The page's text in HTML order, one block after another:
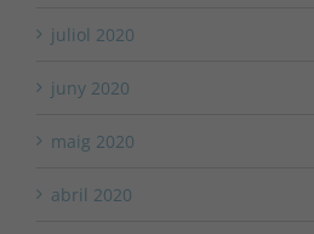
juliol 2020
juny 2020
maig 2020
abril 2020